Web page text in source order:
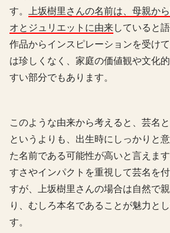
す。
上坂樹里さんの名前は、母親か
オとジュリエットに由来していると
作品からインスピレーションを受け
は珍しくなく、家庭の価値観や文化
すい部分でもあります。
このような由来から考えると、芸名
というよりも、出生時にしっかりと
た名前である可能性が高いと言えま
すさやインパクトを重視して芸名を
すが、上坂樹里さんの場合は自然で
り、むしろ本名であることが魅力と
す。